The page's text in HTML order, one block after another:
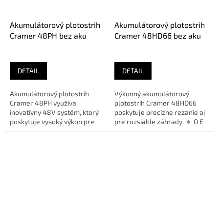
Akumulátorový plotostrih
Cramer 48PH bez aku
DETAIL
Akumulátorový plotostrih
Cramer 48PH využíva
inovatívny 48V systém, ktorý
poskytuje vysoký výkon pre
rýchle a pohodlné strihanie.🔹
Akumulátorový plotostrih
Cramer 48HD66 bez aku
DETAIL
Výkonný akumulátorový
plotostrih Cramer 48HD66
poskytuje precízne rezanie aj
pre rozsiahle záhrady. 🔹 O E
M: 42200786⚠️...